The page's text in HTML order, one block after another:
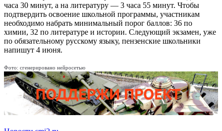
часа 30 минут, а на литературу — 3 часа 55 минут. Чтобы
подтвердить освоение школьной программы, участникам
необходимо набрать минимальный порог баллов: 36 по
химии, 32 по литературе и истории. Следующий экзамен, уже
по обязательному русскому языку, пензенские школьники
напишут 4 июня.
Фото: сгенерировано нейросетью